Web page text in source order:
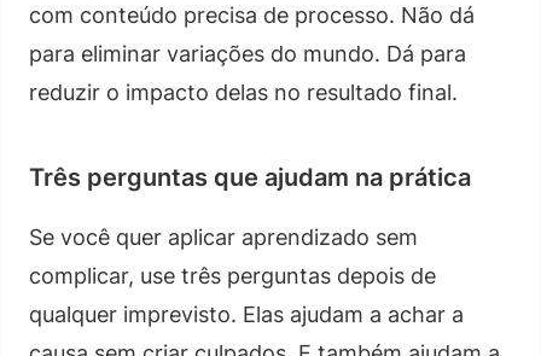
com conteúdo precisa de processo. Não dá
para eliminar variações do mundo. Dá para
reduzir o impacto delas no resultado final.
Três perguntas que ajudam na prática
Se você quer aplicar aprendizado sem
complicar, use três perguntas depois de
qualquer imprevisto. Elas ajudam a achar a